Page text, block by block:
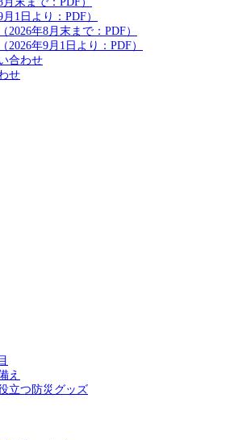
1日より：PDF）
2026年8月末まで：PDF）
2026年9月1日より：PDF）
合わせ
せ
え
立つ防災グッズ